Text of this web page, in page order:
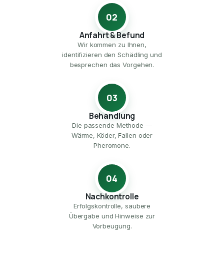
02
Anfahrt & Befund
Wir kommen zu Ihnen,
identifizieren den Schädling und
besprechen das Vorgehen.
03
Behandlung
Die passende Methode —
Wärme, Köder, Fallen oder
Pheromone.
04
Nachkontrolle
Erfolgskontrolle, saubere
Übergabe und Hinweise zur
Vorbeugung.